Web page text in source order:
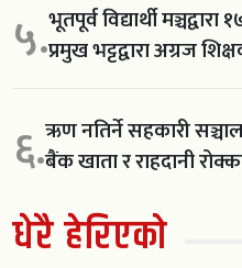
५.भूतपूर्व विद्यार्थी
प्रमुख भट्टद्वारा अग्रज
६.ऋण नतिर्ने सहकारी
बैंक खाता र राहदानी
धेरै हेरिएको